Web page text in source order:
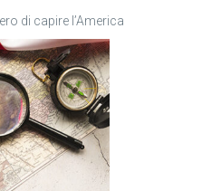
di capire l’America